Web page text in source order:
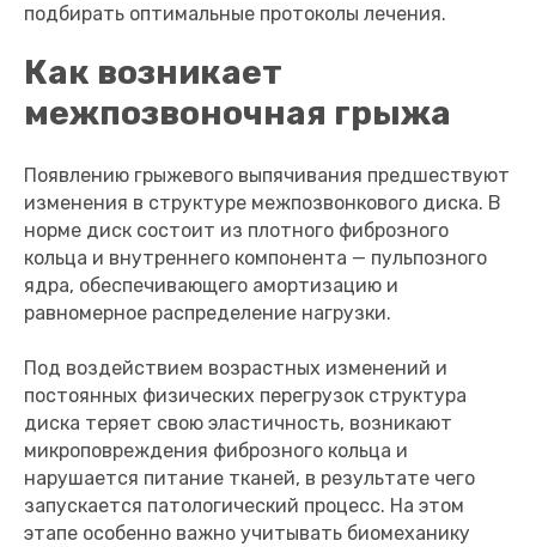
подбирать оптимальные протоколы лечения.
Как возникает
межпозвоночная грыжа
Появлению грыжевого выпячивания предшествуют
изменения в структуре межпозвонкового диска. В
норме диск состоит из плотного фиброзного
кольца и внутреннего компонента — пульпозного
ядра, обеспечивающего амортизацию и
равномерное распределение нагрузки.
Под воздействием возрастных изменений и
постоянных физических перегрузок структура
диска теряет свою эластичность, возникают
микроповреждения фиброзного кольца и
нарушается питание тканей, в результате чего
запускается патологический процесс. На этом
этапе особенно важно учитывать биомеханику